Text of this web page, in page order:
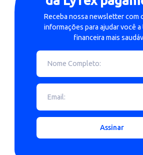
vencimentos organizados;
✅ Pagamento recorrente para
✅ Plataforma intuitiva com
✅ Redução da inadimplência
inteligente.
Clientes querem
empresa pode oferecer isso